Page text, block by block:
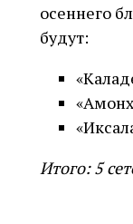
осеннего
будут:
Итого: 5